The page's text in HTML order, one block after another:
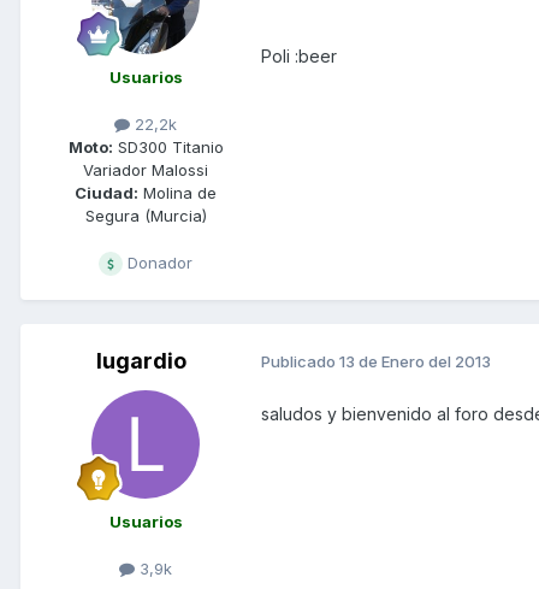
Usuarios
22,2k
Moto: SD300 Titanio
Variador Malossi
Ciudad: Molina de
Segura (Murcia)
Donador
Poli :beer
lugardio
Usuarios
3,9k
Publicado 13 de Enero del 2013
saludos y bienvenido al foro